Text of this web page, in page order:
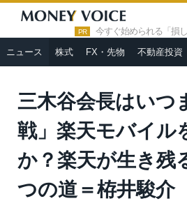
PR 今すぐ始められる「損
ニュース 株式 FX・先物 不動産投資
HOME » ニュース »
三木谷会長は
イルを続けるのか？楽天が生き残るため
三木谷会長はいつ
戦」楽天モバイル
か？楽天が生き残
つの道＝栫井駿介